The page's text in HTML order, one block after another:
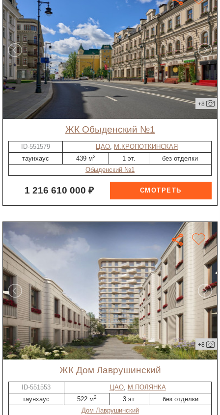
+8
ЖК Обыденский №1
ID-551579 ЦАО, М.КРОПОТКИНСКАЯ
таунхаус
439 м2 1 эт.
без отделки
Обыденский №1
1 216 610 000 ₽
+8
ЖК Дом Лаврушинский
ID-551553 ЦАО, М.ПОЛЯНКА
таунхаус
522 м2 3 эт.
без отделки
Дом Лаврушинский